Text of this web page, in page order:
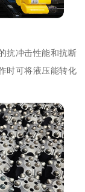
抗冲击性能和抗断
时可将液压能转化